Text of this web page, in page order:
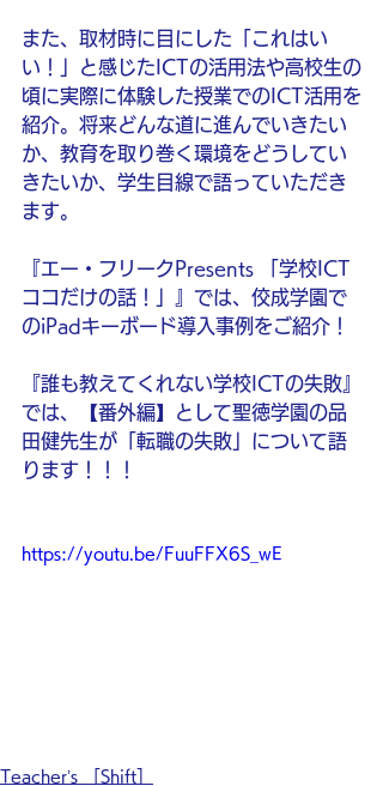
また、取材時に目にした「これはい
い！」と感じたICTの活用法や高校生の
頃に実際に体験した授業でのICT活用を
紹介。将来どんな道に進んでいきたい
か、教育を取り巻く環境をどうしてい
きたいか、学生目線で語っていただき
ます。
『エー・フリークPresents 「学校ICT
ココだけの話！」』では、佼成学園で
のiPadキーボード導入事例をご紹介！
『誰も教えてくれない学校ICTの失敗』
では、【番外編】として聖徳学園の品
田健先生が「転職の失敗」について語
ります！！！
https://youtu.be/FuuFFX6S_wE
Teacher’s ［Shift］